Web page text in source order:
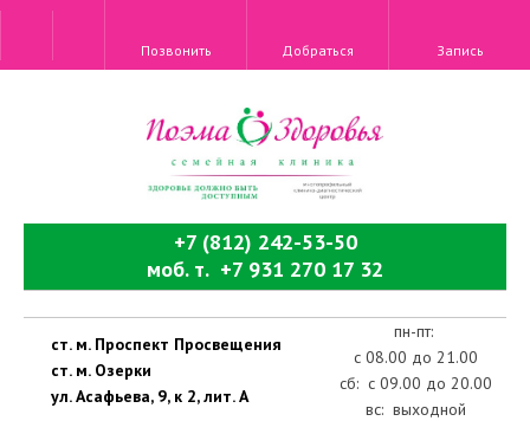
Позвонить Добраться Запись
+7 (812) 242-53-50
моб. т. +7 931 270 17 32
ст. м. Проспект Просвещения
ст. м. Озерки
ул. Асафьева, 9, к 2, лит. А
пн-пт:
с 08.00 до 21.00
сб: с 09.00 до 20.00
вс: выходной